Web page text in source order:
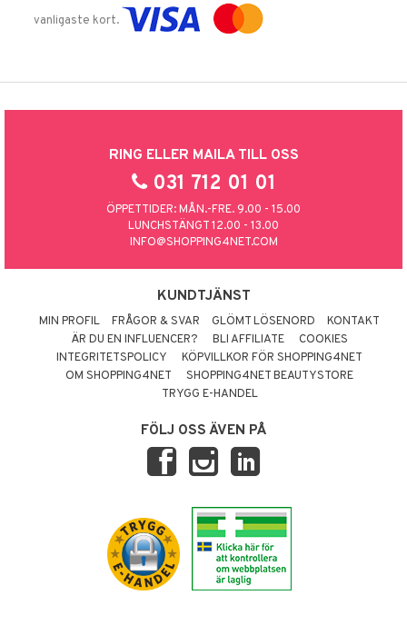
vanligaste kort.
RING ELLER MAILA TILL OSS
031 712 01 01
ÖPPETTIDER: MÅN.-FRE. 9.00 - 15.00
LUNCHSTÄNGT 12.00 - 13.00
INFO@SHOPPING4NET.COM
KUNDTJÄNST
MIN PROFIL FRÅGOR & SVAR GLÖMT LÖSENORD
KONTAKT
ÄR DU EN INFLUENCER?
BLI AFFILIATE
COOKIES
INTEGRITETSPOLICY
KÖPVILLKOR FÖR SHOPPING4NET
OM SHOPPING4NET
SHOPPING4NET BEAUTYSTORE
TRYGG E-HANDEL
FÖLJ OSS ÄVEN PÅ